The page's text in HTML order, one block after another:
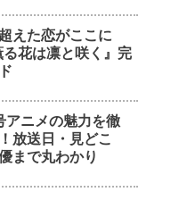
えた恋がここに
花は凛と咲く』完
アニメの魅力を徹
放送日・見どこ
まで丸わかり